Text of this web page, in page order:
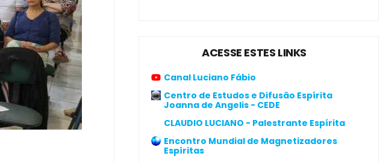
ACESSE ESTES LINKS
Canal Luciano Fábio
Centro de Estudos e Difusão Espírita
Joanna de Angelis - CEDE
CLAUDIO LUCIANO - Palestrante Espírita
Encontro Mundial de Magnetizadores
Espíritas